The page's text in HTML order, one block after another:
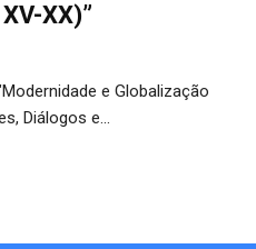
XX)”
e Globalização
Diálogos e...